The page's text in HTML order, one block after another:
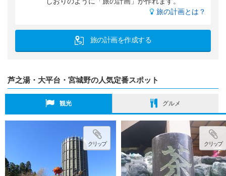
旅の計画とは？
旅の計画を作成する
芦之湯・大平台・宮城野の人気定番スポット
観光 グルメ
クリップ クリップ